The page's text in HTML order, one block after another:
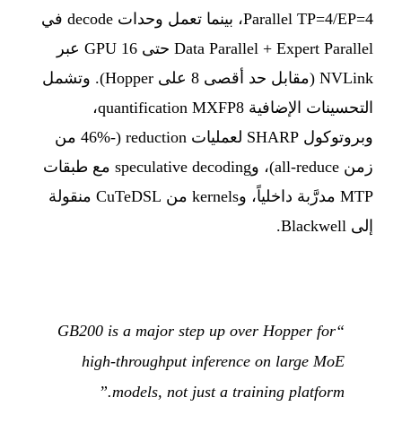
Parallel TP=4/EP=4، بينما تعمل وحدات decode في
Data Parallel + Expert Parallel حتى 16 GPU عبر
NVLink (مقابل حد أقصى 8 على Hopper). وتشمل
التحسينات الإضافية quantification MXFP8،
وبروتوكول SHARP لعمليات reduction (-46% من
زمن all-reduce)، وspeculative decoding مع طبقات
MTP مدرَّبة داخلياً، وkernels من CuTeDSL منقولة
إلى Blackwell.
“GB200 is a major step up over Hopper for
high-throughput inference on large MoE
models, not just a training platform.”